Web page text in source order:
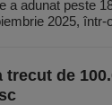
a adunat peste
2025, într-
trecut de